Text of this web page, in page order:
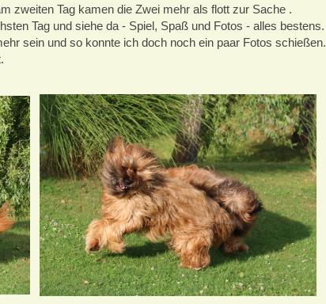
zweiten Tag kamen die Zwei mehr als flott zur Sache .
Tag und siehe da - Spiel, Spaß und Fotos - alles bestens.
sein und so konnte ich doch noch ein paar Fotos schießen.